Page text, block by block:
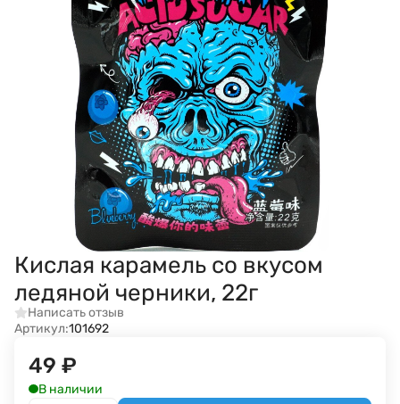
Кислая карамель со вкусом
ледяной черники, 22г
Написать отзыв
Артикул:101692
49 ₽
В наличии